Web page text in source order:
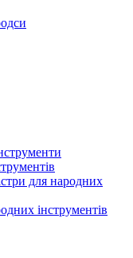
для народних
інструментів